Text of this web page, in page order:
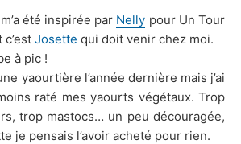
été inspirée par Nelly pour Un Tour
Josette qui doit venir chez moi.
à pic !
yaourtière l’année dernière mais j’ai
raté mes yaourts végétaux. Trop
trop mastocs… un peu découragée,
je pensais l’avoir acheté pour rien.